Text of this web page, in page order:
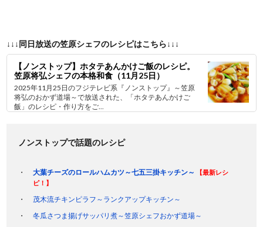
↓↓↓同日放送の笠原シェフのレシピはこちら↓↓↓
【ノンストップ】ホタテあんかけご飯のレシピ。
笠原将弘シェフの本格和食（11月25日）
2025年11月25日のフジテレビ系『ノンストップ』～笠原
将弘のおかず道場～で放送された、「ホタテあんかけご
飯」のレシピ・作り方をご...
ノンストップで話題のレシピ
大葉チーズのロールハムカツ～七五三掛キッチン～
【最新レシ
ピ！】
茂木流チキンピラフ～ランクアップキッチン～
冬瓜さつま揚げサッパリ煮～笠原シェフおかず道場～